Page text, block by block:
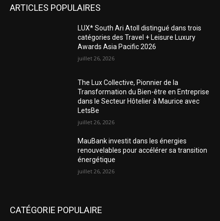
ARTICLES POPULAIRES
LUX* South Ari Atoll distingué dans trois
catégories des Travel + Leisure Luxury
Awards Asia Pacific 2026
juillet 26, 2026
The Lux Collective, Pionnier de la
Transformation du Bien-être en Entreprise
dans le Secteur Hôtelier à Maurice avec
LetsBe
juillet 26, 2026
MauBank investit dans les énergies
renouvelables pour accélérer sa transition
énergétique
juillet 26, 2026
CATÉGORIE POPULAIRE